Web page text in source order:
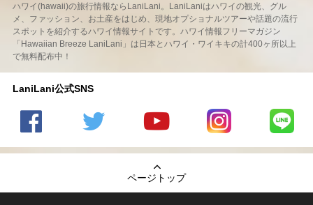
ハワイ(hawaii)の旅行情報ならLaniLani。LaniLaniはハワイの観光、グル
メ、ファッション、お土産をはじめ、現地オプショナルツアーや話題の流行
スポットを紹介するハワイ情報サイトです。ハワイ情報フリーマガジン
「Hawaiian Breeze LaniLani」は日本とハワイ・ワイキキの計400ヶ所以上
で無料配布中！
LaniLani公式SNS
の
のtwitter
の
Youtube
チャンネ
LaniLani
LaniLani
ページトップ